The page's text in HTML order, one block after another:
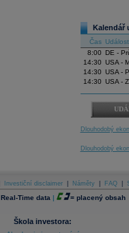
Kalendář
Čas Událost
8:00
DE -
14:30 USA -
14:30 USA -
14:30 USA -
Dlouhodobý
Dlouhodobý
Investiční disclaimer Náměty FAQ
Real-Time data | = placený obsah
Škola investora: